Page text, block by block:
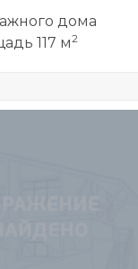
дома
117 м2